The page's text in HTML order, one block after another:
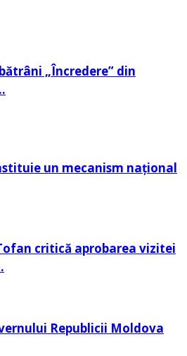
„Încredere” din
un mecanism național
critică aprobarea vizitei
Republicii Moldova